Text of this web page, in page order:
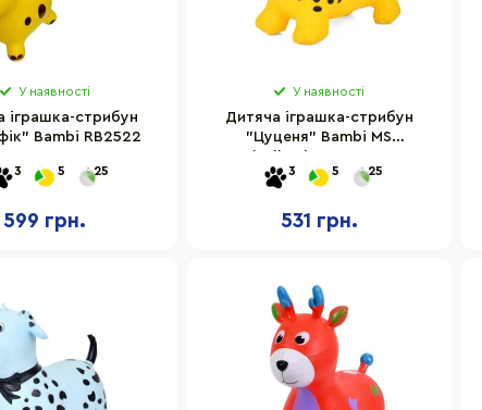
У наявності
іграшка-стрибун
Bambi RB2522
3 5 25
599 грн.
У наявності
Дитяча іграшка-стрибун
"Цуценя" Bambi MS
3 5 25
531 грн.